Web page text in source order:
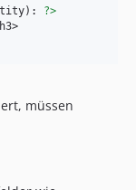
): ?>
müssen